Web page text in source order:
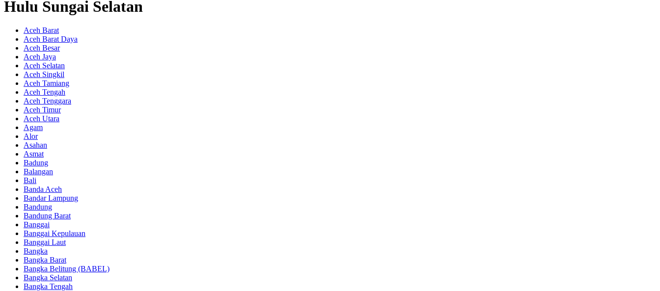
Hulu Sungai Selatan
Aceh Barat
Aceh Barat Daya
Aceh Besar
Aceh Jaya
Aceh Selatan
Aceh Singkil
Aceh Tamiang
Aceh Tengah
Aceh Tenggara
Aceh Timur
Aceh Utara
Agam
Alor
Asahan
Asmat
Badung
Balangan
Bali
Banda Aceh
Bandar Lampung
Bandung
Bandung Barat
Banggai
Banggai Kepulauan
Banggai Laut
Bangka
Bangka Barat
Bangka Belitung (BABEL)
Bangka Selatan
Bangka Tengah